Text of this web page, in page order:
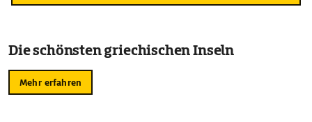
Die schönsten griechischen Inseln
Mehr erfahren